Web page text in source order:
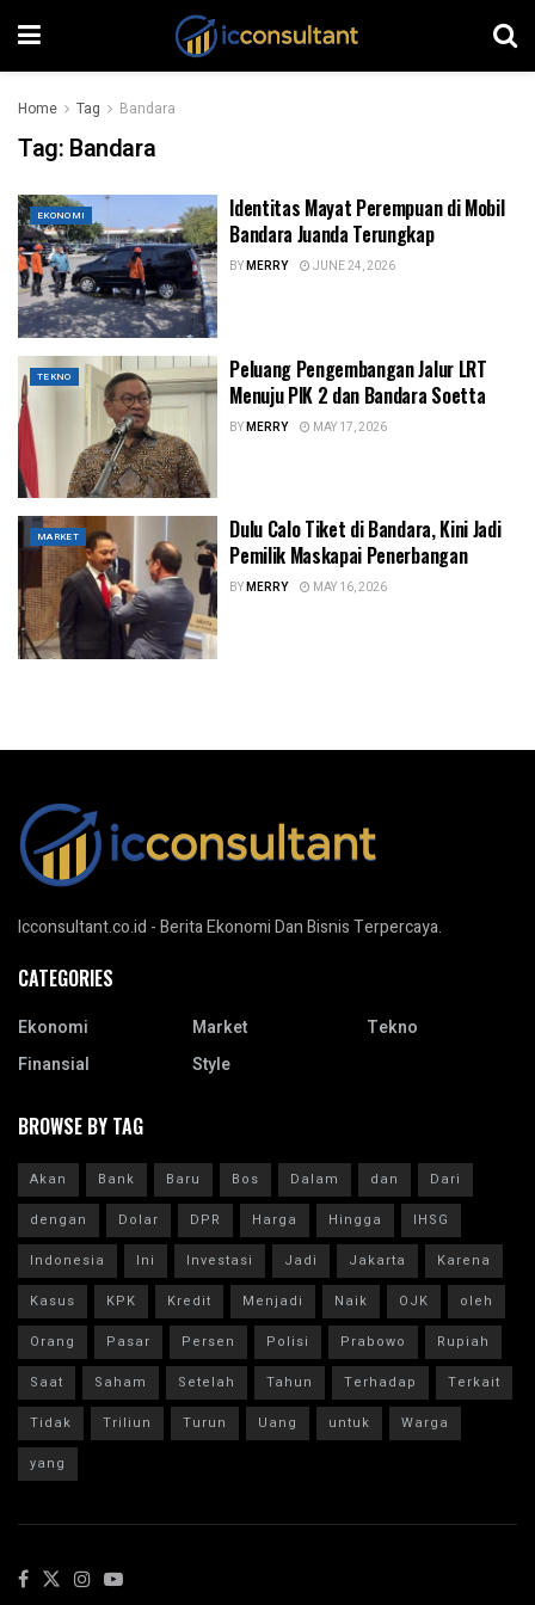
Home Tag Bandara
Tag: Bandara
EKONOMI
Identitas Mayat Perempuan di Mobil
Bandara Juanda Terungkap
BYMERRY JUNE 24, 2026
TEKNO
Peluang Pengembangan Jalur LRT
Menuju PIK 2 dan Bandara Soetta
BYMERRY MAY 17, 2026
MARKET
Dulu Calo Tiket di Bandara, Kini Jadi
Pemilik Maskapai Penerbangan
BYMERRY MAY 16, 2026
Icconsultant.co.id - Berita Ekonomi Dan Bisnis Terpercaya.
CATEGORIES
Ekonomi
Finansial
Market
Style
Tekno
BROWSE BY TAG
Akan Bank Baru Bos Dalam dan
Dari
dengan
Dolar DPR Harga Hingga
IHSG
Indonesia
Ini Investasi Jadi Jakarta
Karena
Kasus
KPK Kredit Menjadi Naik OJK
oleh
Orang
Pasar Persen Polisi Prabowo
Rupiah
Saat
Saham Setelah Tahun Terhadap
Terkait
Tidak
Triliun Turun Uang untuk
Warga
yang